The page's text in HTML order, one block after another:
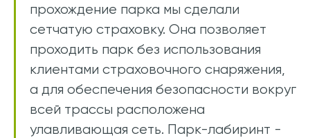
прохождение парка мы сделали
сетчатую страховку. Она позволяет
проходить парк без использования
клиентами страховочного снаряжения,
а для обеспечения безопасности вокруг
всей трассы расположена
улавливающая сеть. Парк-лабиринт -